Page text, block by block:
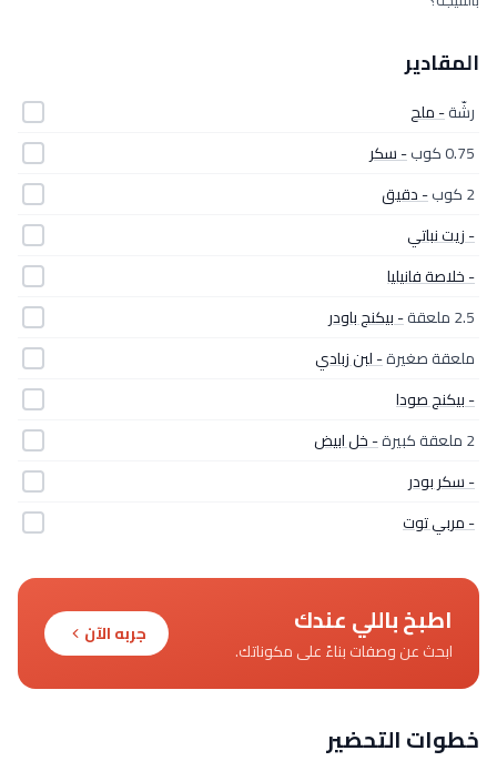
المقادير
رشّة- ملح
0.75 كوب
- سكر
2 كوب
- دقيق
- زيت نباتي
- خلاصة فانيليا
2.5 ملعقة
- بيكنج باودر
ملعقة صغيرة- لبن زبادي
- بيكنج صودا
2 ملعقة كبيرة
- خل ابيض
- سكر بودر
- مربي توت
اطبخ باللي عندك
ابحث عن وصفات بناءً على مكوناتك.
جربه الآن
خطوات التحضير